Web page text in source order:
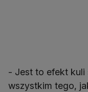
- Jest to efekt kuli
wszystkim tego,